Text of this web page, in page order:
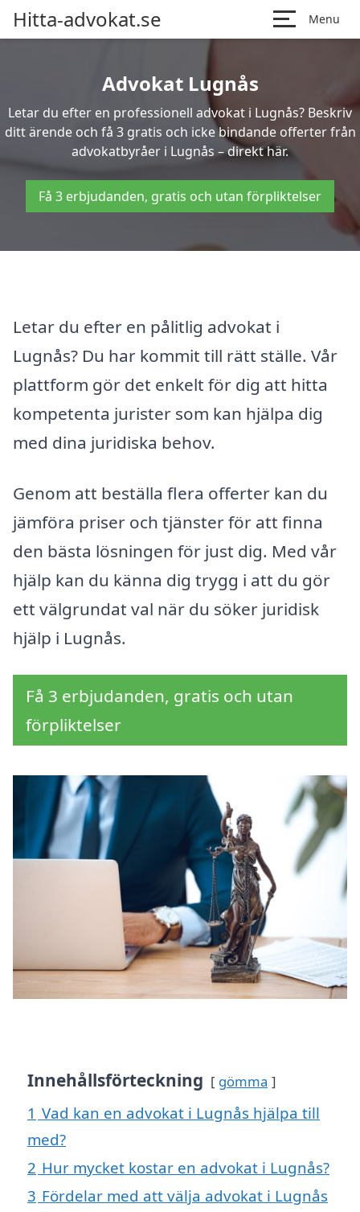
Hitta-advokat.se Menu
Advokat Lugnås
Letar du efter en professionell advokat i Lugnås? Beskriv
ditt ärende och få 3 gratis och icke bindande offerter från
advokatbyråer i Lugnås – direkt här.
Få 3 erbjudanden, gratis och utan förpliktelser
Letar du efter en pålitlig advokat i
Lugnås? Du har kommit till rätt ställe. Vår
plattform gör det enkelt för dig att hitta
kompetenta jurister som kan hjälpa dig
med dina juridiska behov.
Genom att beställa flera offerter kan du
jämföra priser och tjänster för att finna
den bästa lösningen för just dig. Med vår
hjälp kan du känna dig trygg i att du gör
ett välgrundat val när du söker juridisk
hjälp i Lugnås.
Få 3 erbjudanden, gratis och utan
förpliktelser
Innehållsförteckning gömma
1 Vad kan en advokat i Lugnås hjälpa till
med?
2 Hur mycket kostar en advokat i Lugnås?
3 Fördelar med att välja advokat i Lugnås